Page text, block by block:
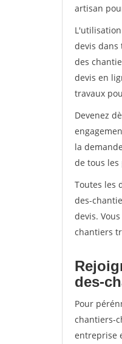
artisan
devis dans
des
devis en
travaux
Devenez
la
de tous
Toutes les
des-
devis.
chantiers
des-
Pour
chantiers-
entreprise